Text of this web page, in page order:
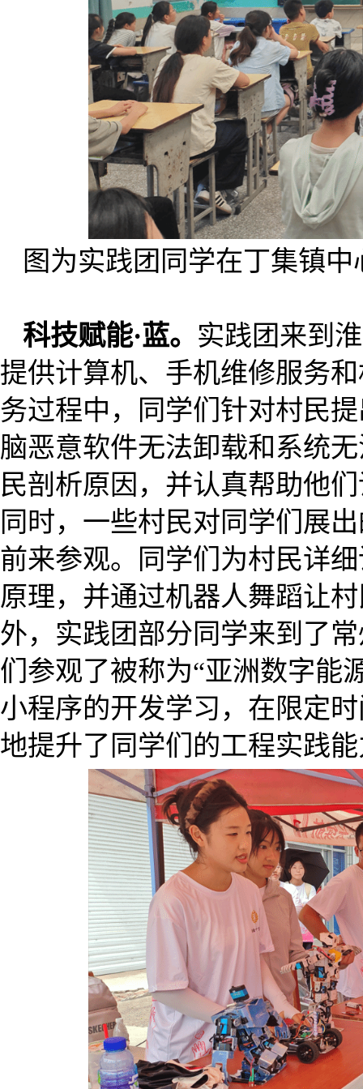
图为实践团同学在丁集镇
科技赋能·蓝。 实践团来到
提供计算机、手机维修服务
务过程中，同学们针对村民
脑恶意软件无法卸载和系统
民剖析原因，并认真帮助他
同时，一些村民对同学们展
前来参观。同学们为村民详
原理，并通过机器人舞蹈让
外，实践团部分同学来到了
们参观了被称为“亚洲数字能
小程序的开发学习，在限定
地提升了同学们的工程实践